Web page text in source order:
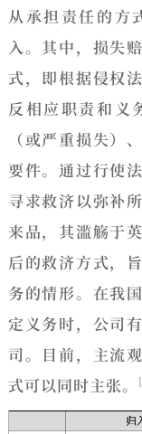
从承担责任的方
入。 其中，损失
式，即根据侵权
反相应职责和义
（或严重损失）
要件。通过行使
寻求救济以弥补
来品，其滥觞于
后的救济方式，
务的情形。在我
定义务时，公司
司。目前，主流
式可以同时主张。